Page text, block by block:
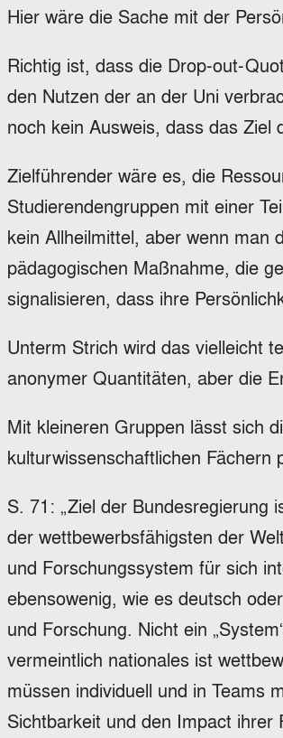
Hier wäre die Sache mit der
Richtig ist, dass die Drop-out-
den Nutzen der an der Uni
noch kein Ausweis, dass das Ziel
Zielführender wäre es, die
Studierendengruppen mit einer
kein Allheilmittel, aber wenn man
pädagogischen Maßnahme, die
signalisieren, dass ihre
Unterm Strich wird das vielleicht
anonymer Quantitäten, aber die
Mit kleineren Gruppen lässt sich
kulturwissenschaftlichen
S. 71: „Ziel der Bundesregierung
der wettbewerbsfähigsten der
und Forschungssystem für sich
ebensowenig, wie es deutsch
und Forschung. Nicht ein
vermeintlich nationales ist
müssen individuell und in Teams
Sichtbarkeit und den Impact